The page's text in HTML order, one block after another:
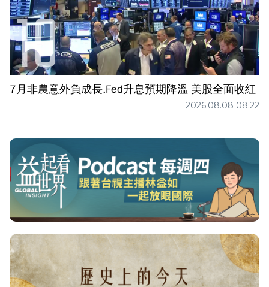
7月非農意外負成長.Fed升息預期降溫 美股全面收紅
2026.08.08 08:22